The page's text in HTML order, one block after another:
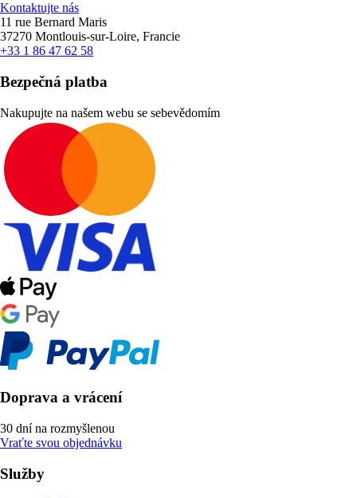
Kontaktujte nás
11 rue Bernard Maris
37270 Montlouis-sur-Loire, Francie
+33 1 86 47 62 58
Bezpečná platba
Nakupujte na našem webu se sebevědomím
Doprava a vrácení
30 dní na rozmyšlenou
Vraťte svou objednávku
Služby